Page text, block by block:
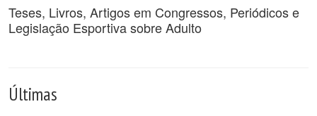
Teses, Livros, Artigos em Congressos, Periódicos e
Legislação Esportiva sobre Adulto
Últimas